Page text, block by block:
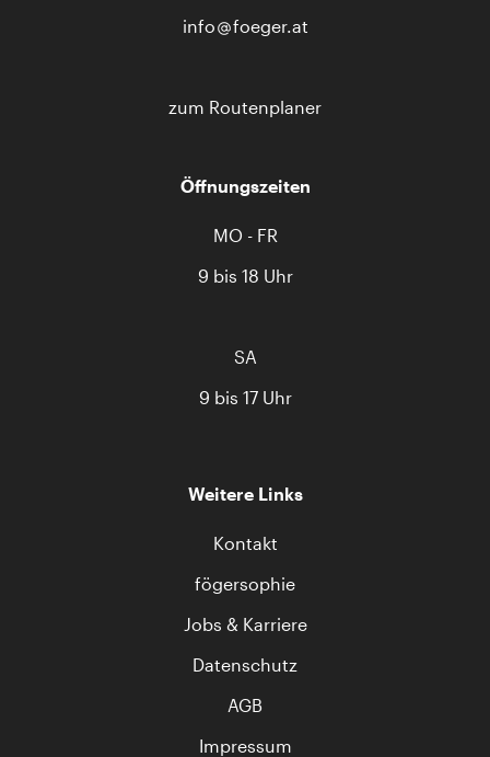
info
foeger.at
zum Routenplaner
Öffnungszeiten
MO - FR
9 bis 18 Uhr
SA
9 bis 17 Uhr
Weitere Links
Kontakt
fögersophie
Jobs & Karriere
Datenschutz
AGB
Impressum